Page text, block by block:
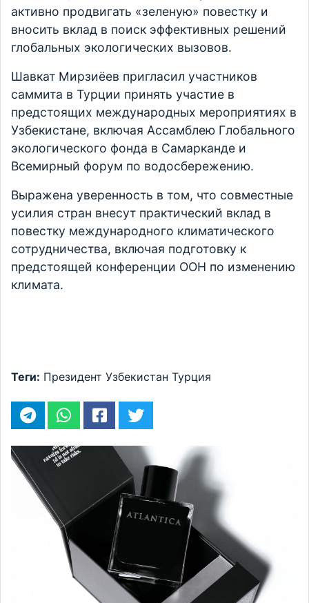
активно продвигать «зеленую» повестку и
вносить вклад в поиск эффективных решений
глобальных экологических вызовов.
Шавкат Мирзиёев пригласил участников
саммита в Турции принять участие в
предстоящих международных мероприятиях в
Узбекистане, включая Ассамблею Глобального
экологического фонда в Самарканде и
Всемирный форум по водосбережению.
Выражена уверенность в том, что совместные
усилия стран внесут практический вклад в
повестку международного климатического
сотрудничества, включая подготовку к
предстоящей конференции ООН по изменению
климата.
Теги: Президент Узбекистан Турция